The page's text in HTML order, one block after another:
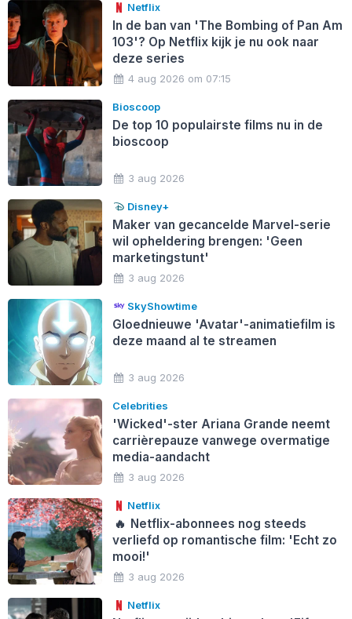
Netflix
In de ban van 'The Bombing of Pan Am
103'? Op Netflix kijk je nu ook naar
deze series
4 aug 2026 om 07:15
Bioscoop
De top 10 populairste films nu in de
bioscoop
3 aug 2026
Disney+
Maker van gecancelde Marvel-serie
wil opheldering brengen: 'Geen
marketingstunt'
3 aug 2026
SkyShowtime
Gloednieuwe 'Avatar'-animatiefilm is
deze maand al te streamen
3 aug 2026
Celebrities
'Wicked'-ster Ariana Grande neemt
carrièrepauze vanwege overmatige
media-aandacht
3 aug 2026
Netflix
🔥 Netflix-abonnees nog steeds
verliefd op romantische film: 'Echt zo
mooi!'
3 aug 2026
Netflix